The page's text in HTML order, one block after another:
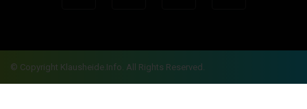
© Copyright Klausheide.info. All Rights Reserved.